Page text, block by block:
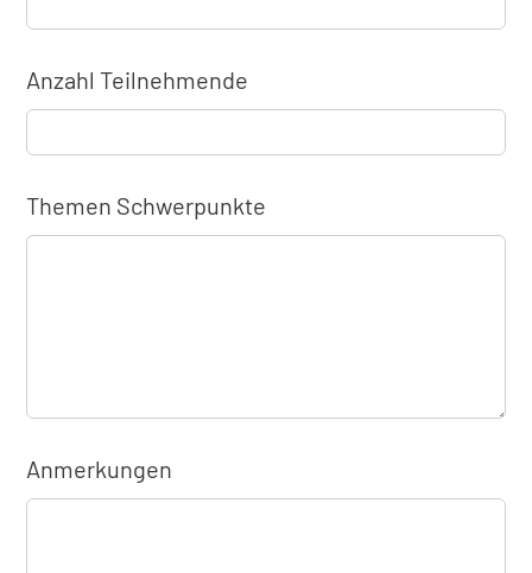
Anzahl Teilnehmende
Themen Schwerpunkte
Anmerkungen